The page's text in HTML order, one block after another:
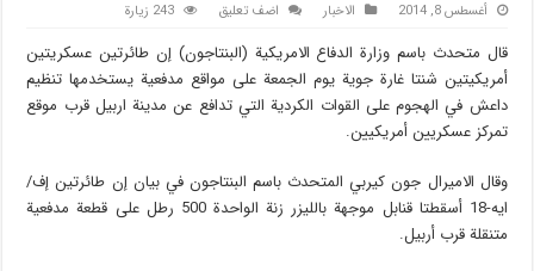
أغسطس 8, 2014 الاخبار اضف تعليق 243 زيارة
قال متحدث باسم وزارة الدفاع الامريكية (البنتاجون) إن طائرتين عسكريتين
أمريكيتين شنتا غارة جوية يوم الجمعة على مواقع مدفعية يستخدمها تنظيم
داعش في الهجوم على القوات الكردية التي تدافع عن مدينة اربيل قرب موقع
تمركز عسكريين أمريكيين.
وقال الاميرال جون كيربي المتحدث باسم البنتاجون في بيان إن طائرتين إف/
ايه-18 أسقطتا قنابل موجهة بالليزر زنة الواحدة 500 رطل على قطعة مدفعية
متنقلة قرب أربيل.